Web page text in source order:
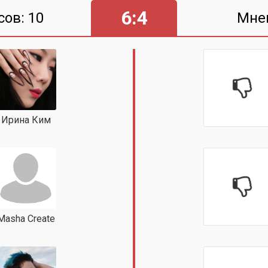
10 6:4
Ирина Ким
Create